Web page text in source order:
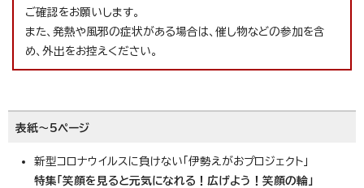
ご確認をお願いします。
また、発熱や風邪の症状がある場合は、催し物などの参加を含
め、外出をお控えください。
表紙～5ページ
新型コロナウイルスに負けない「伊勢えがおプロジェクト」
特集「笑顔を見ると元気になれる！広げよう！笑顔の輪」